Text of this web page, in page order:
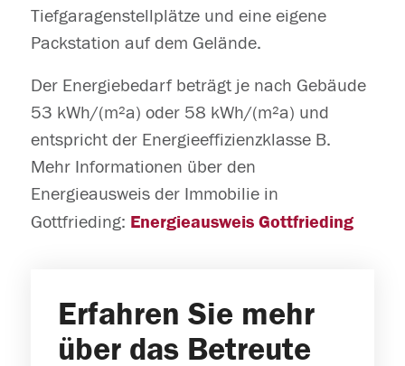
Tiefgaragenstellplätze und eine eigene
Packstation auf dem Gelände.
Der Energiebedarf beträgt je nach Gebäude
53 kWh/(m²a) oder 58 kWh/(m²a) und
entspricht der Energieeffizienzklasse B.
Mehr Informationen über den
Energieausweis der Immobilie in
Gottfrieding: Energieausweis Gottfrieding
Erfahren Sie mehr
über das Betreute